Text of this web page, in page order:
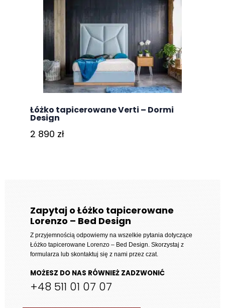
Łóżko tapicerowane Verti – Dormi
Design
2 890 zł
Zapytaj o Łóżko tapicerowane
Lorenzo – Bed Design
Z przyjemnością odpowiemy na wszelkie pytania dotyczące
Łóżko tapicerowane Lorenzo – Bed Design. Skorzystaj z
formularza lub skontaktuj się z nami przez czat.
MOŻESZ DO NAS RÓWNIEŻ ZADZWONIĆ
+48 511 01 07 07